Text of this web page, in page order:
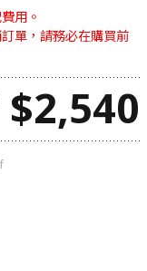
用。
單，請務必在購買前
$2,540